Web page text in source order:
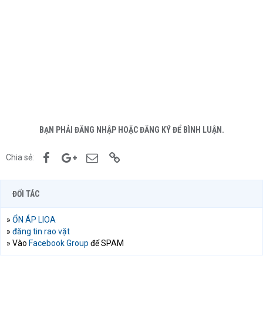
BẠN PHẢI ĐĂNG NHẬP HOẶC ĐĂNG KÝ ĐỂ BÌNH LUẬN.
Chia sẻ: FacebookGoogle+Email
ĐỐI TÁC
» ỔN ÁP LIOA
» đăng tin rao vặt
» Vào Facebook Group để SPAM